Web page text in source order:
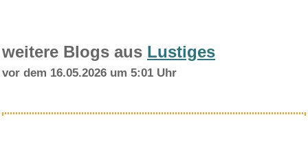
weitere Blogs aus Lustiges
vor dem 16.05.2026 um 5:01 Uhr